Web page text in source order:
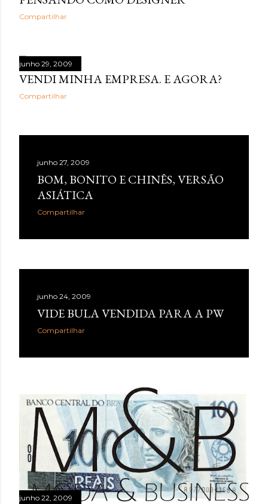
Compartilhar
junho 29, 2009
VENDI MINHA EMPRESA. E AGORA?
Compartilhar
junho 27, 2009
BOM, BONITO E CHINÊS, VERSÃO
ASIÁTICA
Compartilhar
junho 24, 2009
VIDE BULA VENDIDA PARA A PW
Compartilhar
junho 22, 2009